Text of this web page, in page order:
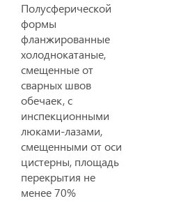
Полусферической
формы
фланжированные
холоднокатаные,
смещенные от
сварных швов
обечаек, с
инспекционными
люками-лазами,
смещенными от оси
цистерны, площадь
перекрытия не
менее 70%